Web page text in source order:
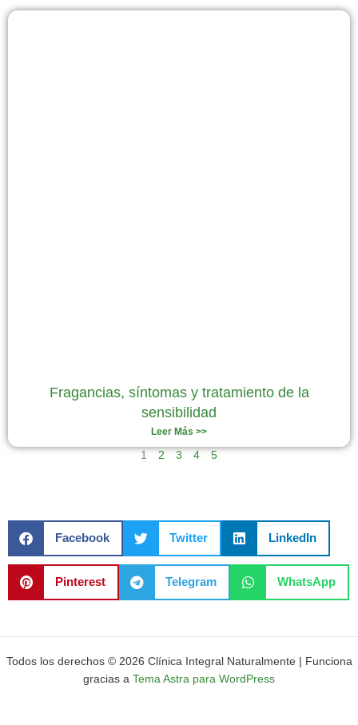
Fragancias, síntomas y tratamiento de la
sensibilidad
Leer Más >>
1 2 3 4 5
Facebook Twitter LinkedIn
Pinterest Telegram WhatsApp
Todos los derechos © 2026 Clínica Integral Naturalmente | Funciona
gracias a Tema Astra para WordPress